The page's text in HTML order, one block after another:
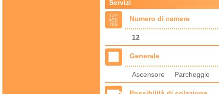
Servizi
Numero di camere
12
Generale
Ascensore Parcheggio